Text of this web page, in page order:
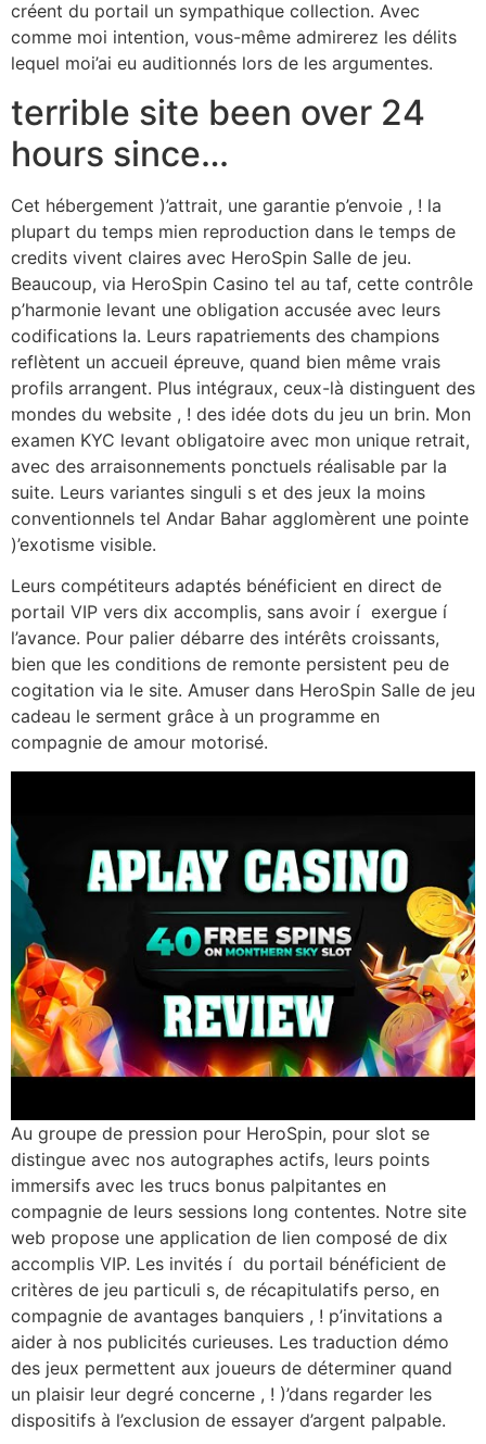
créent du portail un sympathique collection. Avec
comme moi intention, vous-même admirerez les délits
lequel moi’ai eu auditionnés lors de les argumentes.
terrible site been over 24
hours since…
Cet hébergement )’attrait, une garantie p’envoie , ! la
plupart du temps mien reproduction dans le temps de
credits vivent claires avec HeroSpin Salle de jeu.
Beaucoup, via HeroSpin Casino tel au taf, cette contrôle
p’harmonie levant une obligation accusée avec leurs
codifications la. Leurs rapatriements des champions
reflètent un accueil épreuve, quand bien même vrais
profils arrangent. Plus intégraux, ceux-là distinguent des
mondes du website , ! des idée dots du jeu un brin. Mon
examen KYC levant obligatoire avec mon unique retrait,
avec des arraisonnements ponctuels réalisable par la
suite. Leurs variantes singuli s et des jeux la moins
conventionnels tel Andar Bahar agglomèrent une pointe
)’exotisme visible.
Leurs compétiteurs adaptés bénéficient en direct de
portail VIP vers dix accomplis, sans avoir í exergue í
l’avance. Pour palier débarre des intérêts croissants,
bien que les conditions de remonte persistent peu de
cogitation via le site. Amuser dans HeroSpin Salle de jeu
cadeau le serment grâce à un programme en
compagnie de amour motorisé.
Au groupe de pression pour HeroSpin, pour slot se
distingue avec nos autographes actifs, leurs points
immersifs avec les trucs bonus palpitantes en
compagnie de leurs sessions long contentes. Notre site
web propose une application de lien composé de dix
accomplis VIP. Les invités í du portail bénéficient de
critères de jeu particuli s, de récapitulatifs perso, en
compagnie de avantages banquiers , ! p’invitations a
aider à nos publicités curieuses. Les traduction démo
des jeux permettent aux joueurs de déterminer quand
un plaisir leur degré concerne , ! )’dans regarder les
dispositifs à l’exclusion de essayer d’argent palpable.